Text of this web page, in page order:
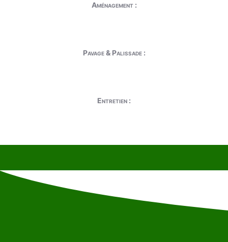
Aménagement :
Pavage & Palissade :
Entretien :